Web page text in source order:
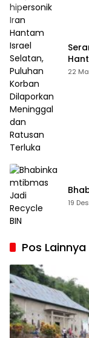
22
19
Pos Lainnya